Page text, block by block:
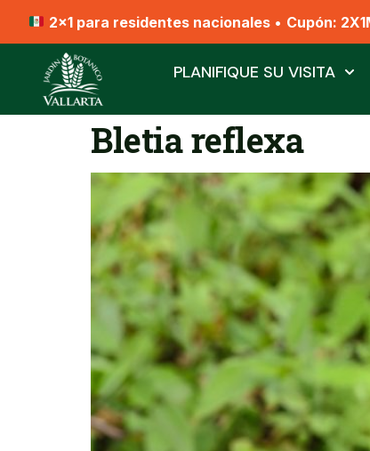
2x1 para residentes nacionales • Cupón:
PLANIFIQUE SU VISITA
Bletia reflexa